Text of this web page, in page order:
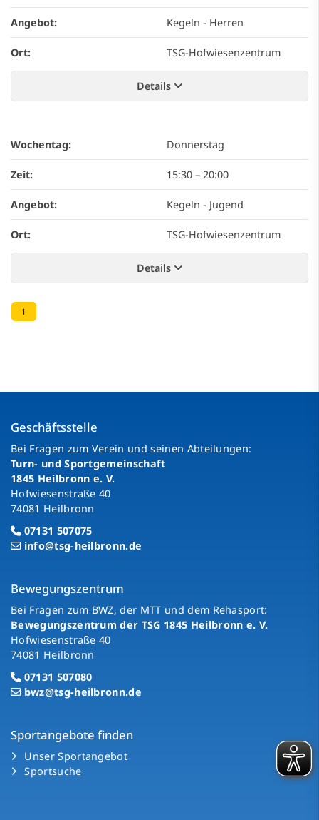
Angebot: Kegeln - Herren
Ort: TSG-Hofwiesenzentrum
Details
Wochentag: Donnerstag
Zeit: 15:30 – 20:00
Angebot: Kegeln - Jugend
Ort: TSG-Hofwiesenzentrum
Details
1
Geschäftsstelle
Bei Fragen zum Verein und seinen Abteilungen:
Turn- und Sportgemeinschaft
1845 Heilbronn e. V.
Hofwiesenstraße 40
74081 Heilbronn
07131 507075
info@tsg-heilbronn.de
Bewegungszentrum
Bei Fragen zum BWZ, der MTT und dem Rehasport:
Bewegungszentrum der TSG 1845 Heilbronn e. V.
Hofwiesenstraße 40
74081 Heilbronn
07131 507080
bwz@tsg-heilbronn.de
Sportangebote finden
Unser Sportangebot
Sportsuche